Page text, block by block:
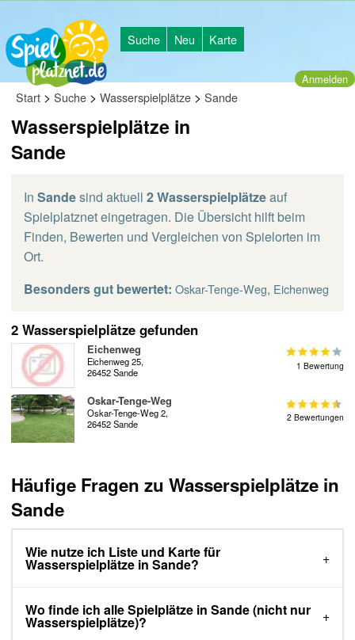
Suche Neu Karte
Anmelden
Start > Suche > Wasserspielplätze > Sande
Wasserspielplätze in
Sande
In Sandesind aktuell 2 Wasserspielplätzeauf
Spielplatznet eingetragen. Die Übersicht hilft beim
Finden, Bewerten und Vergleichen von Spielorten im
Ort.
Besonders gut bewertet: Oskar-Tenge-Weg, Eichenweg
2 Wasserspielplätze gefunden
Eichenweg
Eichenweg 25,
26452 Sande
1 Bewertung
Oskar-Tenge-Weg
Oskar-Tenge-Weg 2,
26452 Sande
2 Bewertungen
Häufige Fragen zu Wasserspielplätze in
Sande
Wie nutze ich Liste und Karte für
Wasserspielplätze in Sande?
Wo finde ich alle Spielplätze in Sande (nicht nur
Wasserspielplätze)?